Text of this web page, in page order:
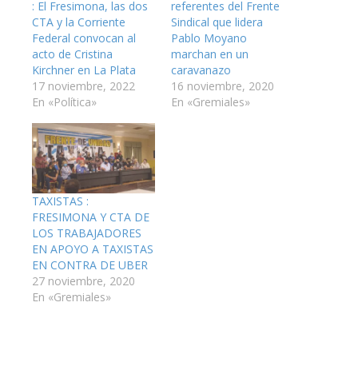
: El Fresimona, las dos
CTA y la Corriente
Federal convocan al
acto de Cristina
Kirchner en La Plata
17 noviembre, 2022
En «Política»
referentes del Frente
Sindical que lidera
Pablo Moyano
marchan en un
caravanazo
16 noviembre, 2020
En «Gremiales»
TAXISTAS :
FRESIMONA Y CTA DE
LOS TRABAJADORES
EN APOYO A TAXISTAS
EN CONTRA DE UBER
27 noviembre, 2020
En «Gremiales»